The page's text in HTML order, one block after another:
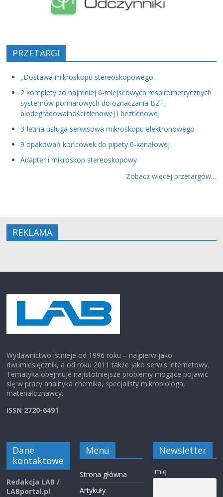
PRZETARGI
„Dostawa mikroskopu stereoskopowego
2 komplety co najmniej 6-miejscowych respirometrycznych
systemów pomiarowych do oznaczania BZT,
biodegradowalności tlenowej i beztlenowej
3-letnia usługa serwisowa mikroskopu elektronowego
9 opakowań końcówek do pipety 6-kanałowej
Adapter i mikroskop stereoskopowy
Zobacz więcej przetargów…
REKLAMA
Wydawnictwo istnieje od 1996 roku – najpierw jako
dwumiesięcznik, a od roku 2011 także jako serwis internetowy.
Tematyka obejmuje najistotniejsze problemy mogące pojawić
się w pracy analityka chemika, specjalisty mikrobiologa,
materiałoznawcy.
ISSN 2720-6491
Dane
kontaktowe
Redakcja LAB /
LABportal.pl
Menu
Strona główna
Artykuły
Newsletter
Imię